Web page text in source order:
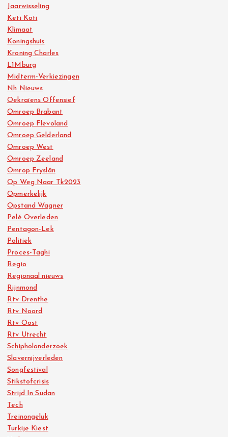
Jaarwisseling
Keti Koti
Klimaat
Koningshuis
Kroning Charles
L1Mburg
Midterm-Verkiezingen
Nh Nieuws
Oekraïens Offensief
Omroep Brabant
Omroep Flevoland
Omroep Gelderland
Omroep West
Omroep Zeeland
Omrop Fryslân
Op Weg Naar Tk2023
Opmerkelijk
Opstand Wagner
Pelé Overleden
Pentagon-Lek
Politiek
Proces-Taghi
Regio
Regionaal nieuws
Rijnmond
Rtv Drenthe
Rtv Noord
Rtv Oost
Rtv Utrecht
Schipholonderzoek
Slavernijverleden
Songfestival
Stikstofcrisis
Strijd In Sudan
Tech
Treinongeluk
Turkije Kiest